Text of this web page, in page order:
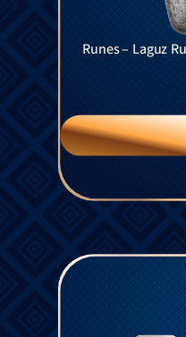
Runes – Laguz